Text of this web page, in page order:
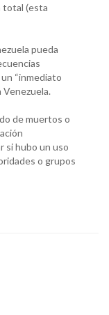
total (esta
pueda
“inmediato
Venezuela.
de muertos o
si hubo un uso
o grupos